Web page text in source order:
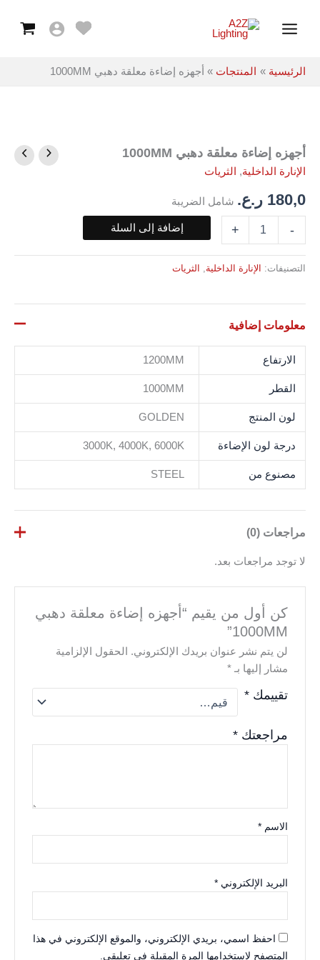
Menu
الرئيسية المنتجات أجهزه إضاءة معلقة دهبي 1000MM
أجهزه إضاءة معلقة دهبي 1000MM
الإنارة الداخلية, الثريات
180,0 ر.ع. شامل الضريبة
-
كمية
أجهزه
إضاءة
معلقة
دهبي
+ إضافة إلى السلة
التصنيفات: الإنارة الداخلية الثريات
معلومات إضافية
الارتفاع 1200MM
القطر 1000MM
لون المنتج GOLDEN
درجة لون الإضاءة 3000K, 4000K, 6000K
مصنوع من STEEL
مراجعات (0)
لا توجد مراجعات بعد.
كن أول من يقيم “أجهزه إضاءة معلقة دهبي
1000MM”
لن يتم نشر عنوان بريدك الإلكتروني.
الحقول الإلزامية
مشار إليها بـ*
تقييمك*
مراجعتك*
الاسم*
البريد الإلكتروني*
احفظ اسمي، بريدي الإلكتروني، والموقع الإلكتروني في هذا
المتصفح لاستخدامها المرة المقبلة في تعليقي.
1000MM